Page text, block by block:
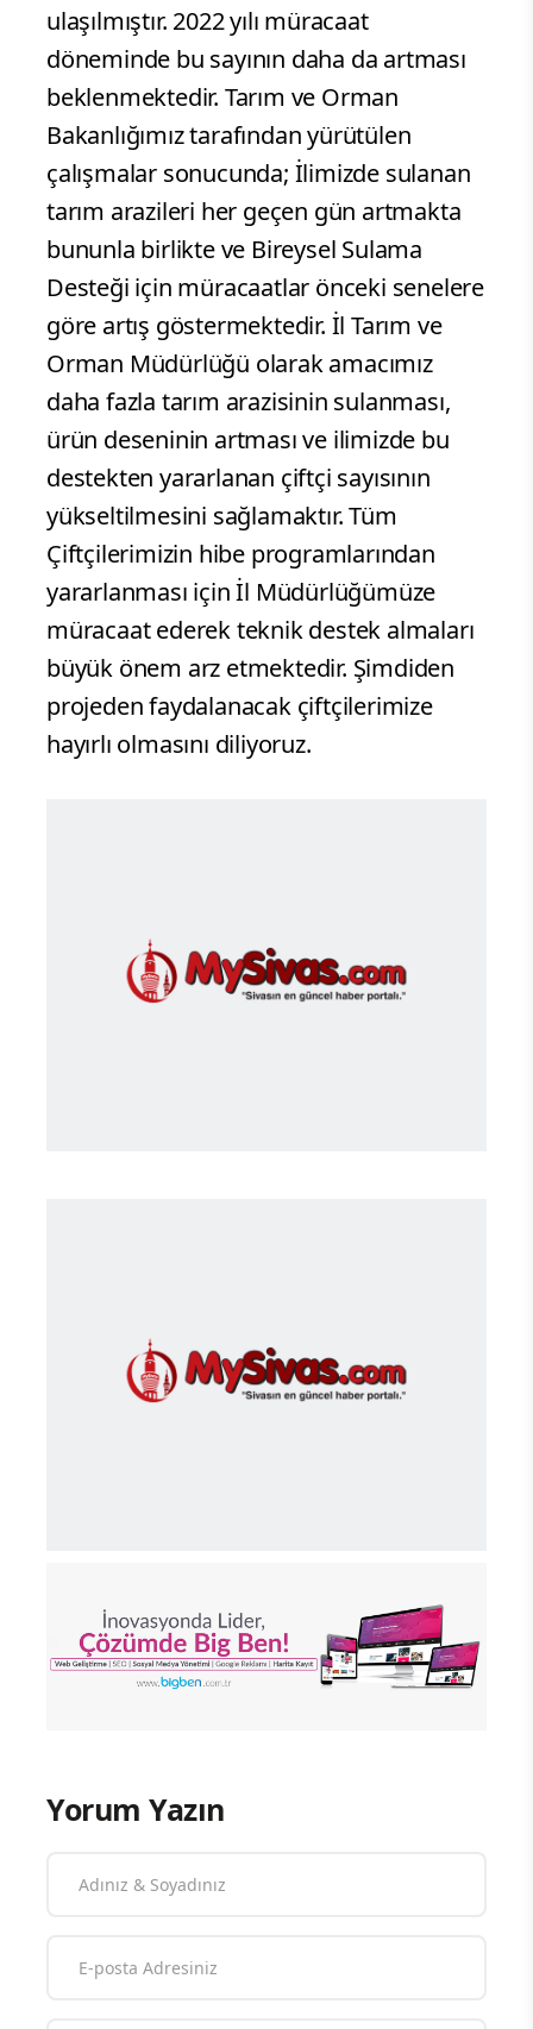
ulaşılmıştır. 2022 yılı müracaat
döneminde bu sayının daha da artması
beklenmektedir. Tarım ve Orman
Bakanlığımız tarafından yürütülen
çalışmalar sonucunda; İlimizde sulanan
tarım arazileri her geçen gün artmakta
bununla birlikte ve Bireysel Sulama
Desteği için müracaatlar önceki senelere
göre artış göstermektedir. İl Tarım ve
Orman Müdürlüğü olarak amacımız
daha fazla tarım arazisinin sulanması,
ürün deseninin artması ve ilimizde bu
destekten yararlanan çiftçi sayısının
yükseltilmesini sağlamaktır. Tüm
Çiftçilerimizin hibe programlarından
yararlanması için İl Müdürlüğümüze
müracaat ederek teknik destek almaları
büyük önem arz etmektedir. Şimdiden
projeden faydalanacak çiftçilerimize
hayırlı olmasını diliyoruz.
Yorum Yazın